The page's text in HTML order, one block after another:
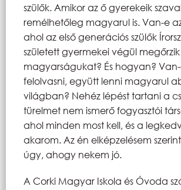
szülők. Amikor az ő gyerekeik
remélhetőleg magyarul is. Van-e
ahol az első generációs szülők
született gyermekei végül
magyarságukat? És hogyan?
felolvasni, együtt lenni magyarul
világban? Nehéz lépést tartani a
türelmet nem ismerő fogyasztói
ahol minden most kell, és a
akarom. Az én elképzelésem
úgy, ahogy nekem jó.
A Corki Magyar Iskola és Óvoda